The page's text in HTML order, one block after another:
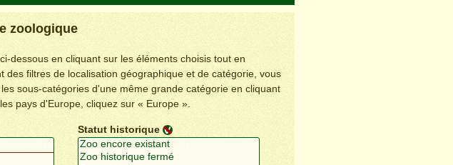
zoologique
dessous en cliquant sur les éléments choisis tout en
des filtres de localisation géographique et de catégorie, vous
sous-catégories d'une même grande catégorie en cliquant
pays d'Europe, cliquez sur « Europe ».
Statut historique